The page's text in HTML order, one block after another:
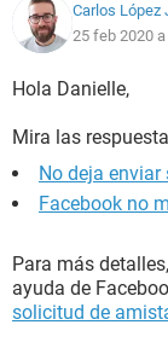
Carlos López
25 feb 2020
Hola Danielle,
Mira las
No deja
Facebook no
Para más
ayuda de
solicitud de